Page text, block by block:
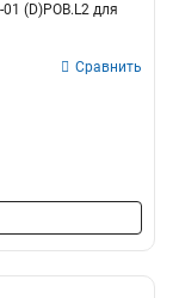
(D)POB.L2 для
Сравнить